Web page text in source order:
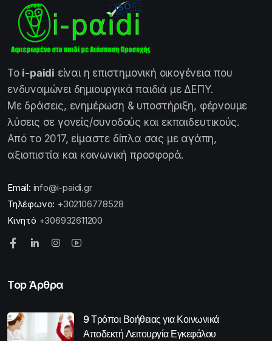
Το i-paidi είναι η επιστημονική οικογένεια που
ενδυναμώνει δημιουργικά παιδιά με ΔΕΠΥ.
Με δράσεις, ενημέρωση & υποστήριξη, φέρνουμε
λύσεις σε γονείς/συνοδούς και εκπαιδευτικούς.
Από το 2017, είμαστε δίπλα σας με αγάπη,
αξιοπιστία και κοινωνική προσφορά.
Email: info@i-paidi.gr
Τηλέφωνο: +302106778528
Κινητό +306932611200
Top Άρθρα
9 Τρόποι Βοήθειας για Κοινωνικά
Αποδεκτή Λειτουργία Εγκεφάλου